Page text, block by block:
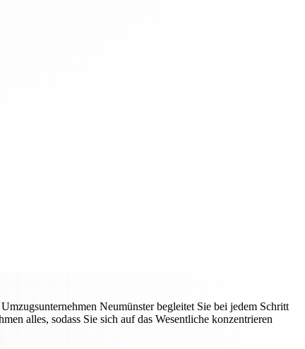
Neumünster begleitet Sie bei jedem Schritt
alles, sodass Sie sich auf das Wesentliche konzentrieren